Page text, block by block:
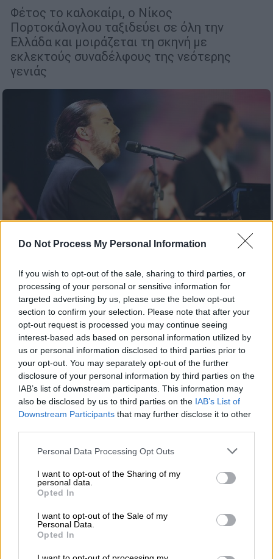
Do Not Process My Personal Information
If you wish to opt-out of the sale, sharing to third parties, or
processing of your personal or sensitive information for
targeted advertising by us, please use the below opt-out
section to confirm your selection. Please note that after your
opt-out request is processed you may continue seeing
interest-based ads based on personal information utilized by
us or personal information disclosed to third parties prior to
your opt-out. You may separately opt-out of the further
disclosure of your personal information by third parties on the
IAB’s list of downstream participants. This information may
also be disclosed by us to third parties on the IAB’s List of
Downstream Participants that may further disclose it to other
Please note that this website/app uses one or more Google
not limited to your visit or usage behaviour. You may click to
grant or deny consent to Google and its third-party tags to
use your data for below specified purposes in below Google
consent section.
Personal Data Processing Opt Outs
I want to opt-out of the Sharing of my
personal data.
Opted In
I want to opt-out of the Sale of my
Personal Data.
Opted In
Φέτος το καλοκαίρι, ο Νίκος
Πορτοκάλογλου ταξιδεύει σε όλη την
Ελλάδα και μοιράζεται τη σκηνή με
εκλεκτούς συναδέλφους της νεότερης
γενιάς
Ελλάδα|30.01.2019 09:56
Στο ψηφοδέλτιο του ΚΚΕ για τις
αυτοδιοικητικές εκλογές ο Στάθης
Δρογώσης
Ο τραγουδοποιός το 2014 είχε εκλεγεί
δημοτικός σύμβουλος στο δήμο Αθηναίων
με το ΣΥΡΙΖΑ
ΑΛΛΑ #TAGS
Μουσικό Κουτί
Μέγαρο Μουσικής Αθηνών
Τέμπη
Εθνική Λυρική Σκηνή
Σπύρος Γραμμένος